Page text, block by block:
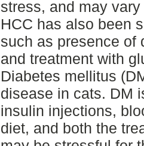
stress, and may
HCC has also been
such as presence of
and treatment with
Diabetes mellitus
disease in cats. DM
insulin injections,
diet, and both the